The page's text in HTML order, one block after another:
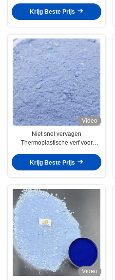
Krijg Beste Prijs
Video
Niet snel vervagen
Thermoplastische verf voor
Krijg Beste Prijs
Video